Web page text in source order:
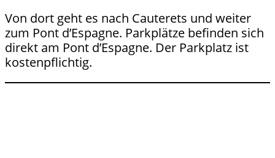
Von dort geht es nach Cauterets und weiter
zum Pont d’Espagne. Parkplätze befinden sich
direkt am Pont d’Espagne. Der Parkplatz ist
kostenpflichtig.